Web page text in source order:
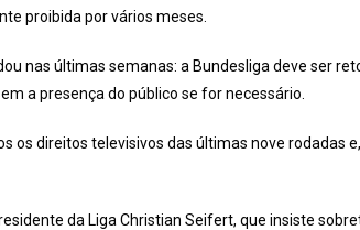
proibida por vários meses.
nas últimas semanas: a Bundesliga deve ser
a presença do público se for necessário.
os direitos televisivos das últimas nove rodadas
da Liga Christian Seifert, que insiste